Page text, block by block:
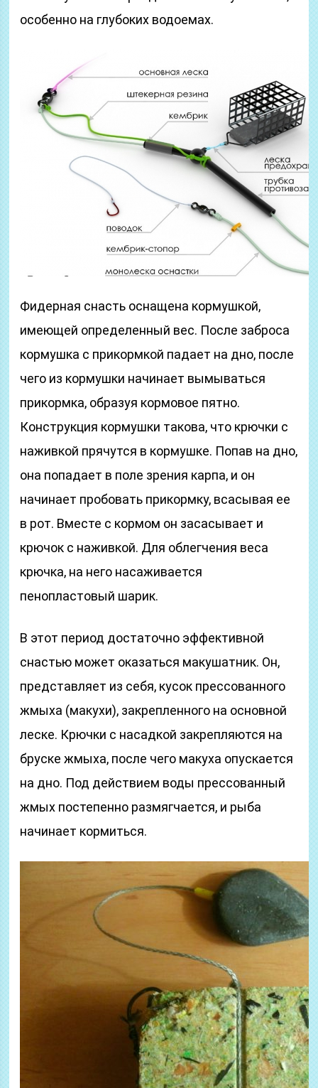
особенно на глубоких водоемах.
Фидерная снасть оснащена кормушкой,
имеющей определенный вес. После заброса
кормушка с прикормкой падает на дно, после
чего из кормушки начинает вымываться
прикормка, образуя кормовое пятно.
Конструкция кормушки такова, что крючки с
наживкой прячутся в кормушке. Попав на дно,
она попадает в поле зрения карпа, и он
начинает пробовать прикормку, всасывая ее
в рот. Вместе с кормом он засасывает и
крючок с наживкой. Для облегчения веса
крючка, на него насаживается
пенопластовый шарик.
В этот период достаточно эффективной
снастью может оказаться макушатник. Он,
представляет из себя, кусок прессованного
жмыха (макухи), закрепленного на основной
леске. Крючки с насадкой закрепляются на
бруске жмыха, после чего макуха опускается
на дно. Под действием воды прессованный
жмых постепенно размягчается, и рыба
начинает кормиться.